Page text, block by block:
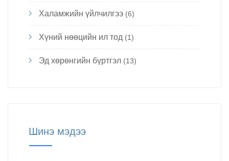
Халамжийн үйлчилгээ (6)
Хүний нөөцийн ил тод (1)
Эд хөрөнгийн бүртгэл (13)
Шинэ мэдээ